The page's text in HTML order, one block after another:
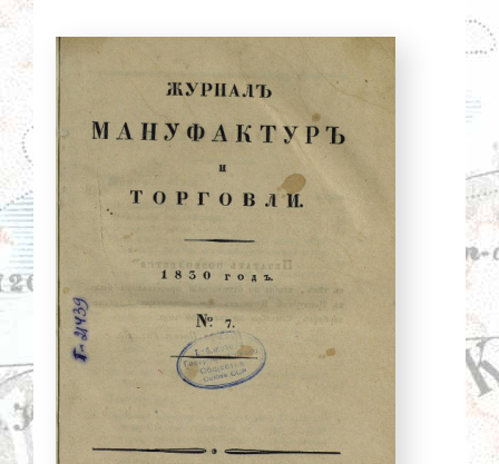
О нас
Контакты
Партнеры
Найти